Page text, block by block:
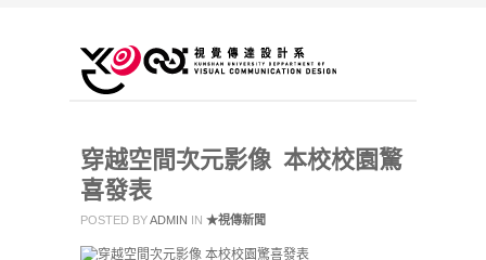
穿越空間次元影像 本校校園驚
喜發表
POSTED BYADMIN IN ★視傳新聞